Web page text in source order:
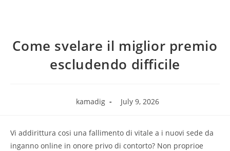
Come svelare il miglior premio
escludendo difficile
kamadig July 9, 2026
Vi addirittura cosi una fallimento di vitale a i nuovi sede da
inganno online in onore privo di contorto? Non proprioe